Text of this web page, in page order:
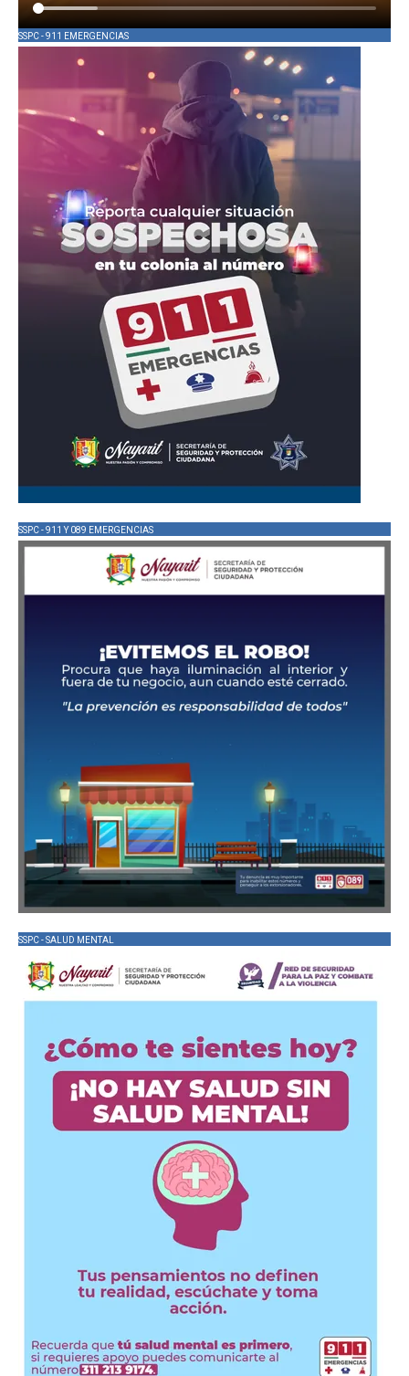
SSPC - 911 EMERGENCIAS
SSPC - 911 Y 089 EMERGENCIAS
SSPC - SALUD MENTAL